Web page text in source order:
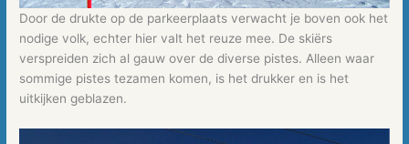
Door de drukte op de parkeerplaats verwacht je boven ook het
nodige volk, echter hier valt het reuze mee. De skiërs
verspreiden zich al gauw over de diverse pistes. Alleen waar
sommige pistes tezamen komen, is het drukker en is het
uitkijken geblazen.